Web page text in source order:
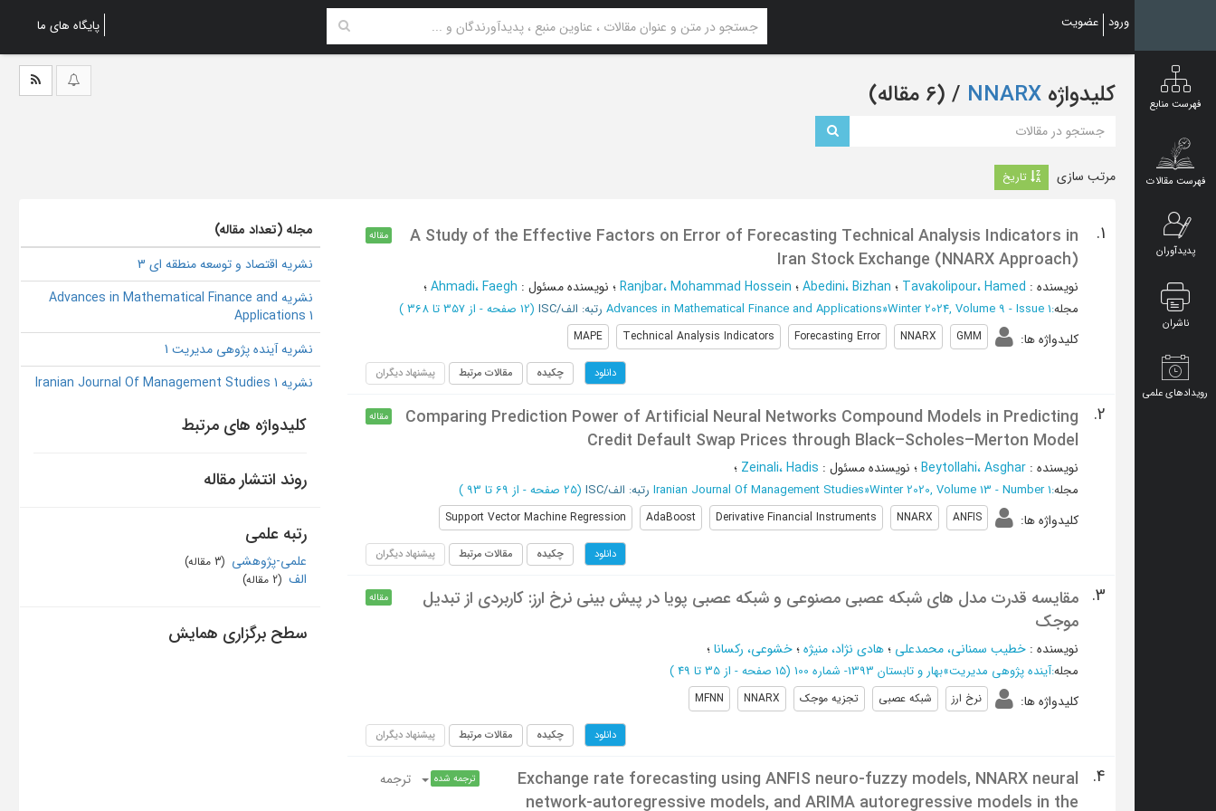
content
ورود عضویت پایگاه های ما
فهرست منابع
فهرست مقالات
پدیدآوران
ناشران
رویدادهای علمی
کلیدواژه NNARX ‏/ (6 مقاله)
مرتب سازی تاریخ
1.
A Study of the Effective Factors on Error of Forecasting Technical Analysis Indicators in
Iran Stock Exchange (NNARX Approach)
مقاله
نویسنده : Tavakolipour، Hamed ؛ Abedini، Bizhan؛ Ranjbar، Mohammad Hossein؛ نویسنده مسئول : Ahmadi، Faegh؛
مجله:
Advances in Mathematical Finance and Applications»Winter 2024, Volume 9 - Issue 1 رتبه: الف/ISC (‎12 صفحه - از 357 تا 368 )
کلیدواژه ها:
GMM
NNARX
Forecasting Error
Technical Analysis Indicators
MAPE
دانلود چکیده مقالات مرتبط پیشنهاد دیگران
2.
Comparing Prediction Power of Artificial Neural Networks Compound Models in Predicting
Credit Default Swap Prices through Black–Scholes–Merton Model
مقاله
نویسنده : Beytollahi، Asghar؛ نویسنده مسئول : Zeinali، Hadis ؛
مجله:
Iranian Journal Of Management Studies»Winter 2020, Volume 13 - Number 1 رتبه: الف/ISC (‎25 صفحه - از 69 تا 93 )
کلیدواژه ها:
ANFIS
NNARX
Derivative Financial Instruments
AdaBoost
Support Vector Machine Regression
دانلود چکیده مقالات مرتبط پیشنهاد دیگران
3.
مقایسه قدرت مدل های شبکه عصبی مصنوعی و شبکه عصبی پویا در پیش بینی نرخ ارز: کاربردی از تبدیل
موجک
مقاله
نویسنده : خطیب سمنانی، محمدعلی ؛هادی نژاد، منیژه؛خشوعی، رکسانا؛
مجله:آینده پژوهی مدیریت»بهار و تابستان 1393- شماره 100 (‎15 صفحه - از 35 تا 49 )
کلیدواژه ها: نرخ ارز شبکه عصبی تجزیه موجک NNARX
MFNN
دانلود چکیده مقالات مرتبط پیشنهاد دیگران
4.
Exchange rate forecasting using ANFIS neuro-fuzzy models, NNARX neural
network-autoregressive models, and ARIMA autoregressive models in the
ترجمه شده ترجمه
مجله (تعداد مقاله)
نشریه اقتصاد و توسعه منطقه ای 3
نشریه Advances in Mathematical Finance and
Applications 1
نشریه آینده پژوهی مدیریت 1
نشریه Iranian Journal Of Management Studies 1
کلیدواژه های مرتبط
روند انتشار مقاله
رتبه علمی
علمی-پژوهشی ‏ (3 مقاله)
الف ‏ (2 مقاله)
سطح برگزاری همایش